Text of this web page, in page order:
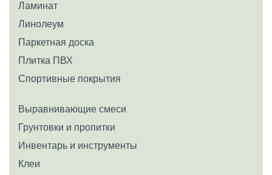
Ламинат
Линолеум
Паркетная доска
Плитка ПВХ
Спортивные покрытия
Выравнивающие смеси
Грунтовки и пропитки
Инвентарь и инструменты
Клеи